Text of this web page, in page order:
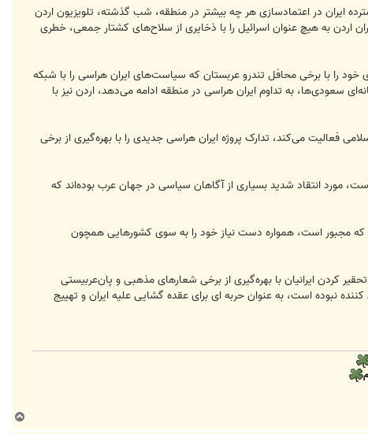
ایران در اعتمادسازی هر چه بیشتر در منطقه، شب گذشته، تلویزیون اردن
اردن به هیچ عنوان اسرائیل را با ذخایری از سلاح‌های کشتار جمعی، خطری
را با برخی محافل تندرو عربستان که سیاست‌های ایران هراسی را با شبکه
سعودی‌ها، به تداوم ایران ‌هراسی در منطقه ادامه می‌دهد، اردن نیز با
می‌کند، تدارک پروژه ایران هراسی جدیدی را با بهره‌گیری از برخی
مورد انتقاد شدید بسیاری از آگاهان سیاسی در جهان عرب بوده‌اند که
که مجبور است، همواره دست‌ نیاز خود را به سوی کشورهایی همچون
سعی در تحقیر کردن ایرانیان با بهره‌گیری از برخی شعارهای مذهبی و پان‌عربیستی
نبوده است، به عنوان حربه ای برای عقده گشایی علیه ایران و تهییج